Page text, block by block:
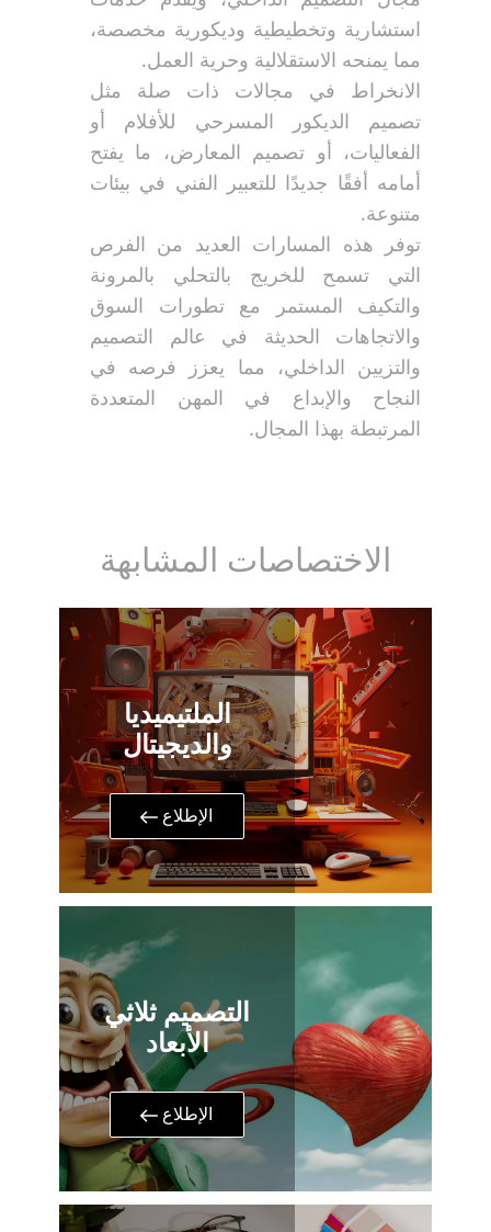
استشارية وتخطيطية وديكورية مخصصة،
مما يمنحه الاستقلالية وحرية العمل.
الانخراط في مجالات ذات صلة مثل
تصميم الديكور المسرحي للأفلام أو
الفعاليات، أو تصميم المعارض، ما يفتح
أمامه أفقًا جديدًا للتعبير الفني في بيئات
متنوعة.
توفر هذه المسارات العديد من الفرص
التي تسمح للخريج بالتحلي بالمرونة
والتكيف المستمر مع تطورات السوق
والاتجاهات الحديثة في عالم التصميم
والتزيين الداخلي، مما يعزز فرصه في
النجاح والإبداع في المهن المتعددة
المرتبطة بهذا المجال.
الاختصاصات المشابهة
الملتيميديا
والديجيتال
​​الإطلاع
التصميم ثلاثي
الأبعاد
​الإطلاع